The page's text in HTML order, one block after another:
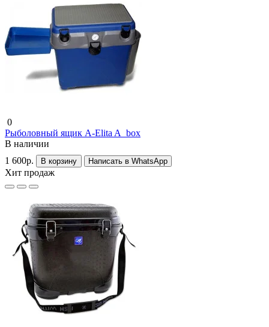
0
Рыболовный ящик A-Elita A_box
В наличии
1 600р.
В корзину Написать в WhatsApp
Хит продаж